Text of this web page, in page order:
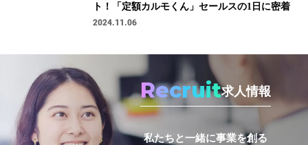
ト！「定額カルモくん」セールスの1日に密着
2024.11.06
Recruit求人情報
私たちと一緒に事業を創る